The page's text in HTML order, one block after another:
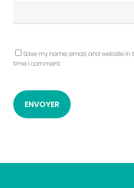
Save my name, email, and website in
time I comment.